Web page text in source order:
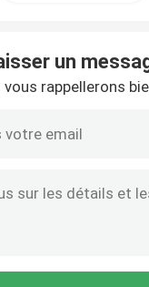
un
vous rappellerons